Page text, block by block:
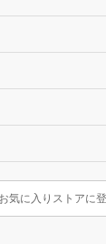
気に入りストアに